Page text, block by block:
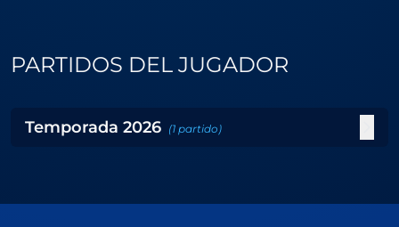
PARTIDOS DEL JUGADOR
Temporada 2026 (1 partido)